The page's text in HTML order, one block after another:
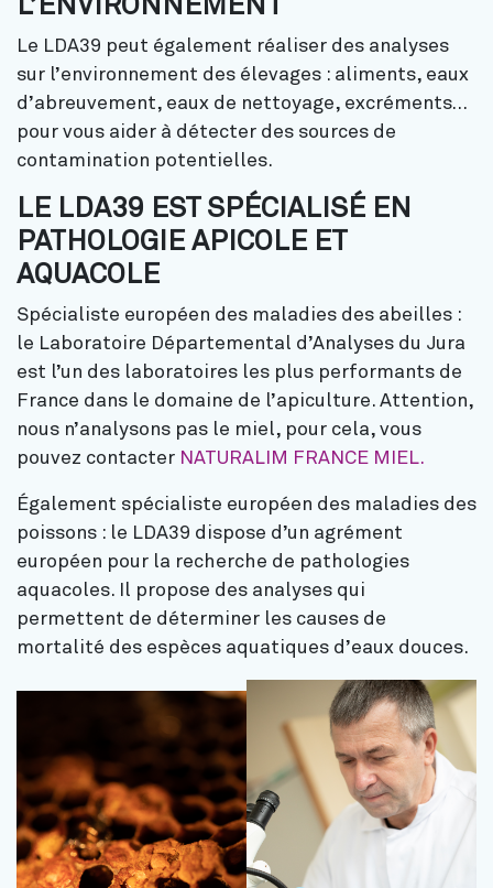
L’ENVIRONNEMENT
Le LDA39 peut également réaliser des analyses
sur l’environnement des élevages : aliments, eaux
d’abreuvement, eaux de nettoyage, excréments…
pour vous aider à détecter des sources de
contamination potentielles.
LE LDA39 EST SPÉCIALISÉ EN
PATHOLOGIE APICOLE ET
AQUACOLE
Spécialiste européen des maladies des abeilles :
le Laboratoire Départemental d’Analyses du Jura
est l’un des laboratoires les plus performants de
France dans le domaine de l’apiculture. Attention,
nous n’analysons pas le miel, pour cela, vous
pouvez contacter NATURALIM FRANCE MIEL.
Également spécialiste européen des maladies des
poissons : le LDA39 dispose d’un agrément
européen pour la recherche de pathologies
aquacoles. Il propose des analyses qui
permettent de déterminer les causes de
mortalité des espèces aquatiques d’eaux douces.